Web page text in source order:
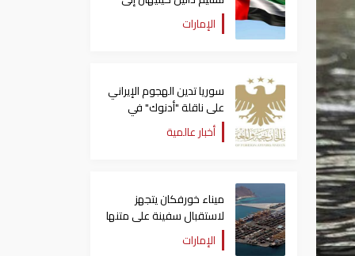
السلطات الإيرلندية
الإمارات
سوريا تدين الهجوم الإيراني
على ناقلة "أدنوك" في
مضيق هرمز ‏
أخبار عالمية
ميناء خورفكان يتجهز
لاستقبال سفينة على متنها
6068 سيارة صينيةالإمارات